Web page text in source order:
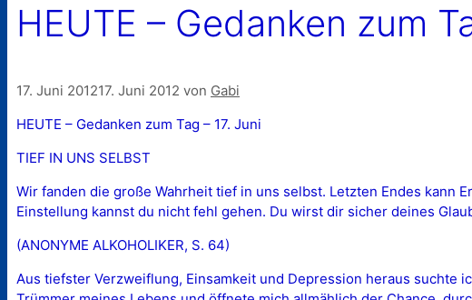
HEUTE – Gedanken zum
17. Juni 201217. Juni 2012 von Gabi
HEUTE – Gedanken zum Tag – 17. Juni
TIEF IN UNS SELBST
Wir fanden die große Wahrheit tief in uns selbst. Letzten Endes
Einstellung kannst du nicht fehl gehen. Du wirst dir sicher deines
(ANONYME ALKOHOLIKER, S. 64)
Aus tiefster Verzweiflung, Einsamkeit und Depression heraus suchte